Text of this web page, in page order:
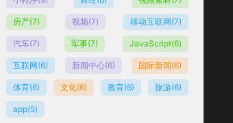
人工智能
房产(7) 视频(7) 移动互联网(7)
汽车(7) 军事(7) JavaScript(6)
互联网(6) 新闻中心(6) 国际新闻(6)
体育(6) 文化(6) 教育(6) 旅游(6)
app(5)